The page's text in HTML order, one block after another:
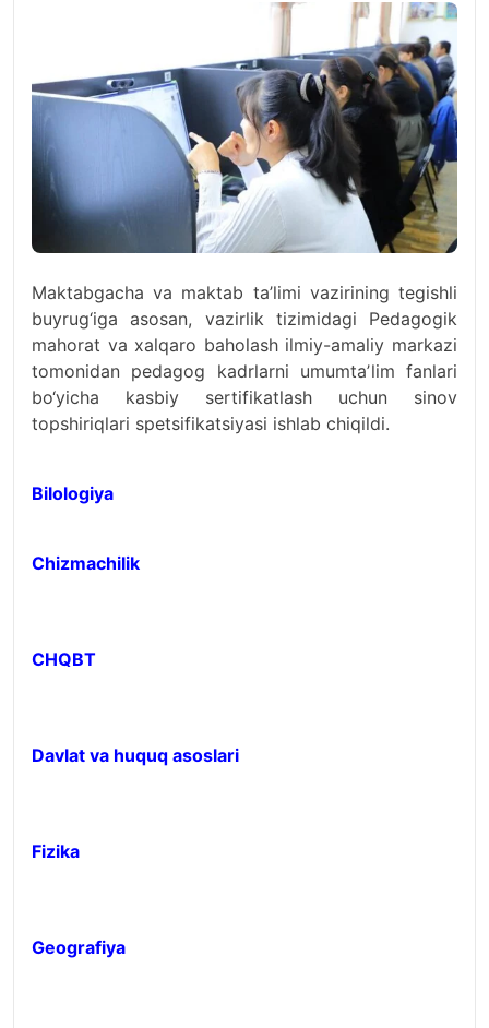
Maktabgacha va maktab ta’limi vazirining tegishli
buyrug‘iga asosan, vazirlik tizimidagi Pedagogik
mahorat va xalqaro baholash ilmiy-amaliy markazi
tomonidan pedagog kadrlarni umumtaʼlim fanlari
bo‘yicha kasbiy sertifikatlash uchun sinov
topshiriqlari spetsifikatsiyasi ishlab chiqildi.
Bilologiya
Chizmachilik
CHQBT
Davlat va huquq asoslari
Fizika
Geografiya